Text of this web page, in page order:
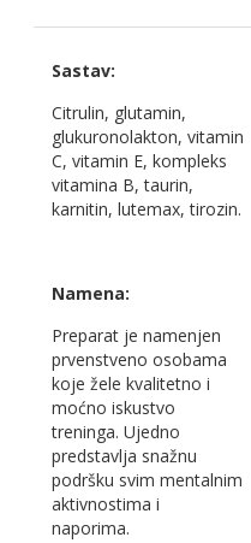
Sastav:
Citrulin, glutamin,
glukuronolakton, vitamin
C, vitamin E, kompleks
vitamina B, taurin,
karnitin, lutemax, tirozin.
Namena:
Preparat je namenjen
prvenstveno osobama
koje žele kvalitetno i
moćno iskustvo
treninga. Ujedno
predstavlja snažnu
podršku svim mentalnim
aktivnostima i
naporima.